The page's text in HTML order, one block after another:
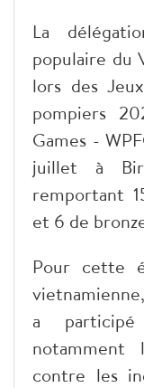
La
populaire du
lors des
pompiers
Games -
juillet à
remportant
et 6 de
Pour cette
a
contre les